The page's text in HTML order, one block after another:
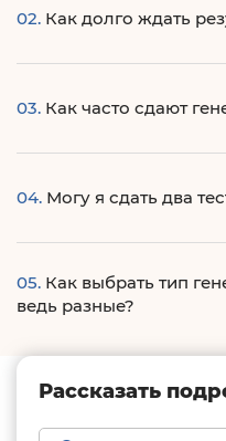
Нет, совсем не больно –
поверхности щеки ватной
02. Как долго ждать
Генетический паспорт
03. Как часто сдают
1 раз за всю жизнь.
04. Могу я сдать два
Конечно, большинство
в этом ограничений нет.
05. Как выбрать тип
ведь разные?
Да, есть разные тесты с
озвучить свои запросы и
Рассказать